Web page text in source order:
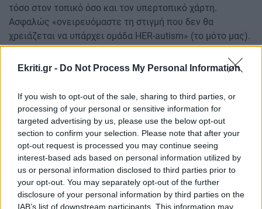
Ekriti.gr - Do Not Process My Personal Information
If you wish to opt-out of the sale, sharing to third parties, or
processing of your personal or sensitive information for
targeted advertising by us, please use the below opt-out
section to confirm your selection. Please note that after your
opt-out request is processed you may continue seeing
interest-based ads based on personal information utilized by
us or personal information disclosed to third parties prior to
your opt-out. You may separately opt-out of the further
disclosure of your personal information by third parties on the
IAB’s list of downstream participants. This information may
τόσο στον τοπικό όσο και τον υπερτοπικό χάρτη.
Ασφαλώς «ονειρευόμαστε τη στιγμή που δεν θα
χρειάζεται να υπάρχει ομάδα HER-autism» (το μότο μας).
Στη δεδομένη, όμως, συνθήκη, παρακαλούμε,
δείτε εδώ τους σκοπούς της ομάδας, αναλυτικά.
Αυτισμός: Η εξέταση ρουτίνας που εντοπίζει έγκαιρα τη
διαταραχή
Αυτισμός: Το σημείο του προσώπου που αποκαλύπτει
νωρίς τη διαταραχή
Ακολουθήστε το ekriti.gr στοGoogle News
μάθετε πρώτοι όλες τις ειδήσεις για την Κρήτη